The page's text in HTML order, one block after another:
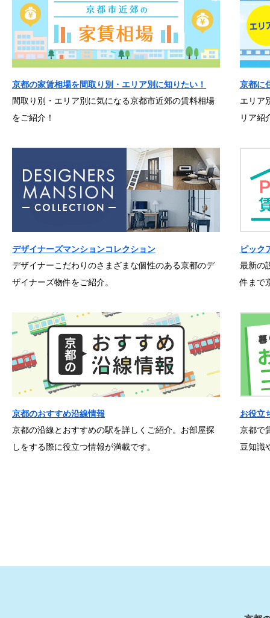
京都の家賃相場を間取り別・エリア別に知りたい！
間取り別・エリア別に気になる京都市近郊の賃料相場
をご紹介！
京都に
エリア
リア紹
デザイナーズマンションコレクション
デザイナーこだわりのさまざまな個性のある京都のデ
ザイナーズ物件をご紹介。
ピック
最新の
件まで
京都のおすすめ沿線情報
京都の沿線とおすすめの駅を詳しくご紹介。お部屋探
しをする際に役立つ情報が満載です。
お役立
京都で
豆知識